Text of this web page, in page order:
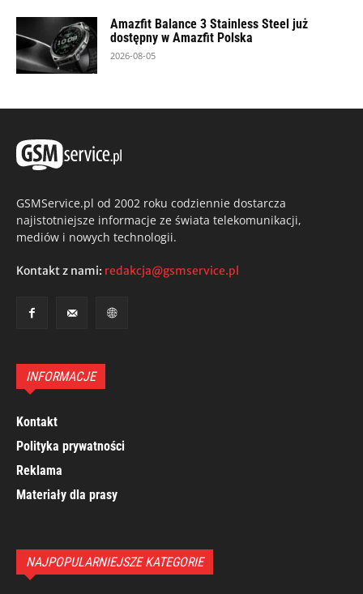
Amazfit Balance 3 Stainless Steel już
dostępny w Amazfit Polska
2026-08-05
GSMService.pl od 2002 roku codziennie dostarcza
najistotniejsze informacje ze świata telekomunikacji,
mediów i nowych technologii.
Kontakt z nami: redakcja@gsmservice.pl
INFORMACJE
Kontakt
Polityka prywatności
Reklama
Materiały dla prasy
NAJPOPULARNIEJSZE KATEGORIE